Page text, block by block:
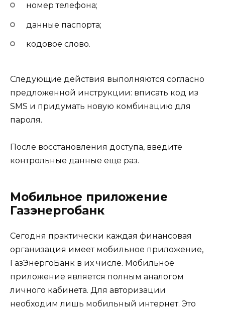
номер телефона;
данные паспорта;
кодовое слово.
Следующие действия выполняются согласно
предложенной инструкции: вписать код из
SMS и придумать новую комбинацию для
пароля.
После восстановления доступа, введите
контрольные данные еще раз.
Мобильное приложение
Газэнергобанк
Сегодня практически каждая финансовая
организация имеет мобильное приложение,
ГазЭнергоБанк в их числе. Мобильное
приложение является полным аналогом
личного кабинета. Для авторизации
необходим лишь мобильный интернет. Это